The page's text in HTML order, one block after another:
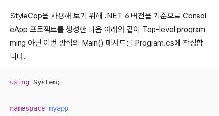
StyleCop을 사용해 보기 위해 .NET 6 버전을 기준으로 Consol
eApp 프로젝트를 생성한 다음 아래와 같이 Top-level program
ming 아닌 이번 방식의 Main() 메서드를 Program.cs에 작성합
니다.
using System;
namespace myapp